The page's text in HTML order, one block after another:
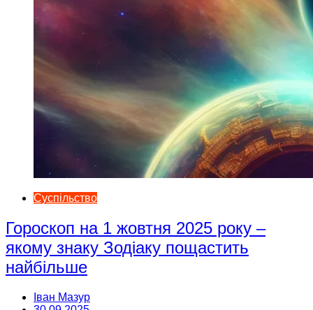
Суспільство
Гороскоп на 1 жовтня 2025 року –
якому знаку Зодіаку пощастить
найбільше
Іван Мазур